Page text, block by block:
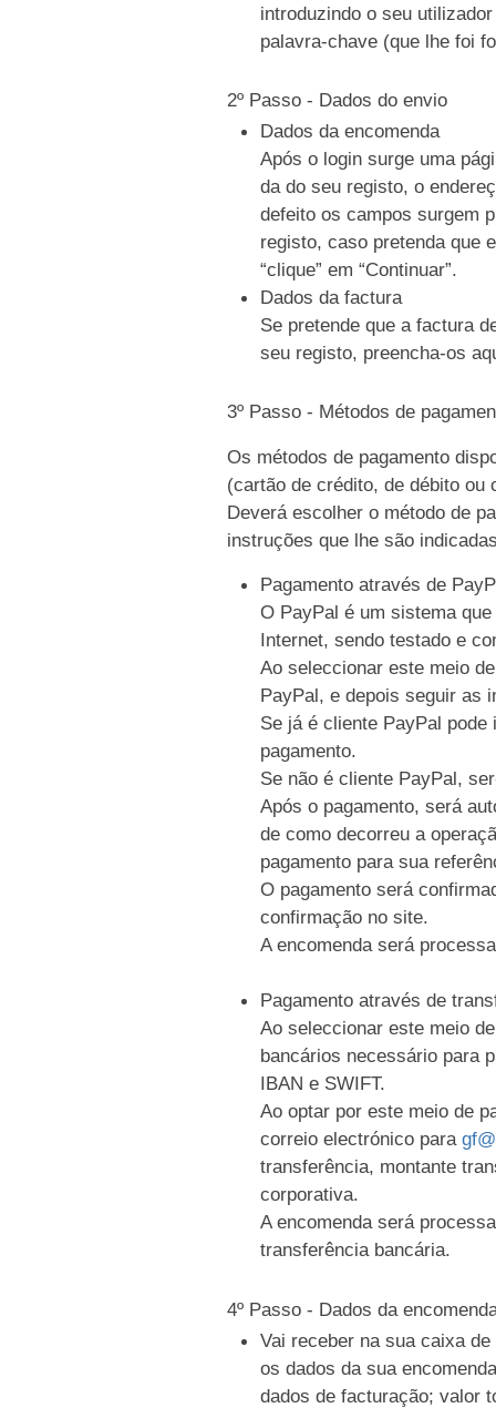
introduzindo o seu
palavra-chave (que lhe foi
2º Passo - Dados do envio
Dados da encomenda
Após o login surge uma
da do seu registo, o
defeito os campos surgem
registo, caso pretenda que
“clique” em “Continuar”.
Dados da factura
Se pretende que a factura
seu registo, preencha-os
3º Passo - Métodos de
Os métodos de pagamento
(cartão de crédito, de débito ou
Deverá escolher o método de
instruções que lhe são
Pagamento através de
O PayPal é um sistema
Internet, sendo testado e
Ao seleccionar este meio
PayPal, e depois seguir as
Se já é cliente PayPal
pagamento.
Se não é cliente PayPal,
Após o pagamento, será
de como decorreu a
pagamento para sua
O pagamento será
confirmação no site.
A encomenda será
Pagamento através de
Ao seleccionar este meio
bancários necessário para
IBAN e SWIFT.
Ao optar por este meio de
correio electrónico para
transferência, montante
corporativa.
A encomenda será
transferência bancária.
4º Passo - Dados da
Vai receber na sua caixa
os dados da sua
dados de facturação; valor